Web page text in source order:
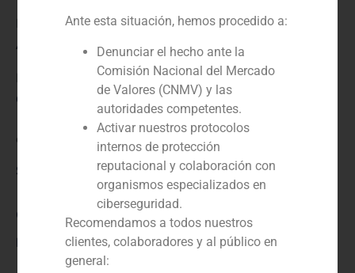
Financial advisor
Año:
Cliente:
endesa
Servicio / Sector
Corporate Finance
Energía
Descripción
Ante esta situación, hemos procedido a:
Denunciar el hecho ante la
Comisión Nacional del Mercado
de Valores (CNMV) y las
autoridades competentes.
Activar nuestros protocolos
internos de protección
reputacional y colaboración con
organismos especializados en
ciberseguridad.
Recomendamos a todos nuestros
clientes, colaboradores y al público en
general: